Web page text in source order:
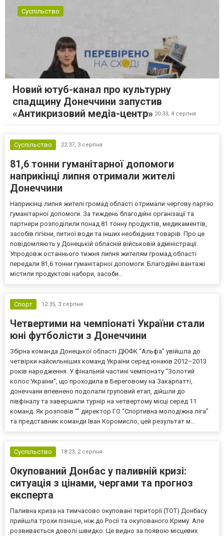
Суспільство
Новий ютуб-канал про культурну
спадщину Донеччини запустив
«Антикризовий медіа-центр» 20:33, 4 серпня
Суспільство 22:37, 3 серпня
81,6 тонни гуманітарної допомоги
наприкінці липня отримали жителі
Донеччини
Наприкінці липня жителі громад області отримали чергову партію
гуманітарної допомоги. За тиждень благодійні організації та
партнери розподілили понад 81 тонну продуктів, медикаментів,
засобів гігієни, питної води та інших необхідних товарів. Про це
повідомляють у Донецькій обласній військовій адміністрації.
Упродовж останнього тижня липня жителям громад області
передали 81,6 тонни гуманітарної допомоги. Благодійні вантажі
містили продуктові набори, засоби...
Спорт 12:35, 3 серпня
Четвертими на чемпіонаті України стали
юні футболісти з Донеччини
Збірна команда Донецької області ДЮФК “Альфа” увійшла до
четвірки найсильніших команд України серед юнаків 2012–2013
років народження. У фінальній частині чемпіонату “Золотий
колос України”, що проходила в Береговому на Закарпатті,
донеччани впевнено подолали груповий етап, дійшли до
півфіналу та завершили турнір на четвертому місці серед 11
команд. Як розповів “” директор ГО “Спортивна молодіжна ліга”
та представник команди Іван Коромисло, цей результат м...
Суспільство 18:23, 2 серпня
Окупований Донбас у паливній кризі:
ситуація з цінами, чергами та прогноз
експерта
Паливна криза на тимчасово окуповані території (ТОТ) Донбасу
прийшла трохи пізніше, ніж до Росії та окупованого Криму. Але
розвивається доволі швидко. Це видно за появою місцевих